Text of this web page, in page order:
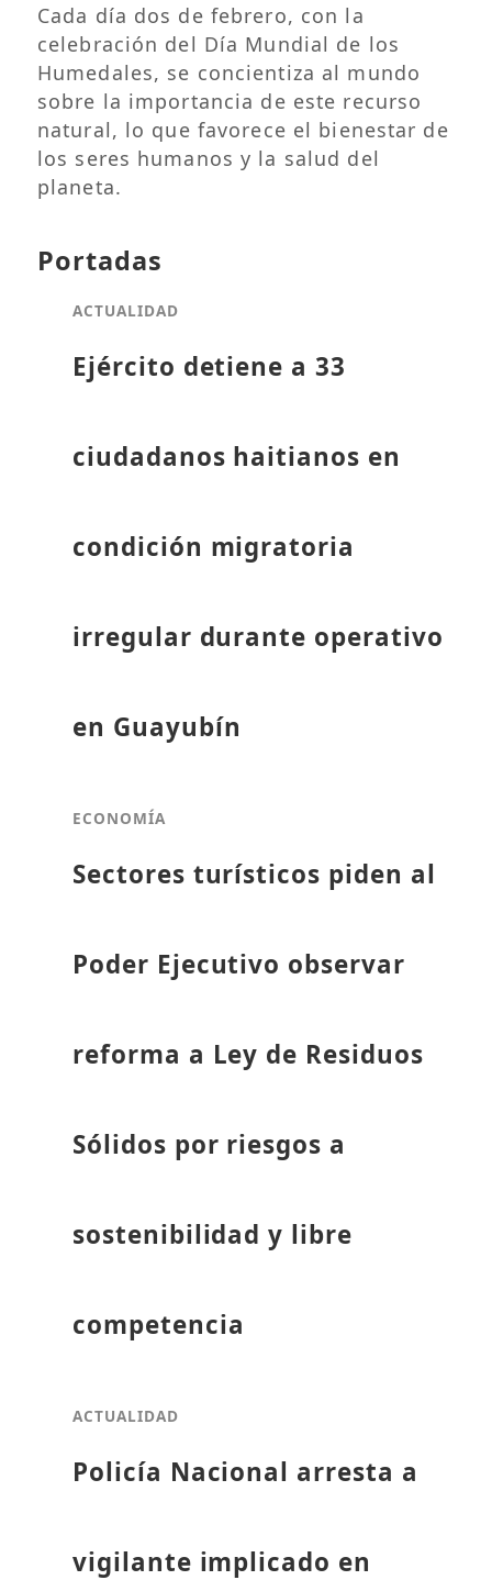
Cada día dos de febrero, con la
celebración del Día Mundial de los
Humedales, se concientiza al mundo
sobre la importancia de este recurso
natural, lo que favorece el bienestar de
los seres humanos y la salud del
planeta.
Portadas
ACTUALIDAD
Ejército detiene a 33
ciudadanos haitianos en
condición migratoria
irregular durante operativo
en Guayubín
ECONOMÍA
Sectores turísticos piden al
Poder Ejecutivo observar
reforma a Ley de Residuos
Sólidos por riesgos a
sostenibilidad y libre
competencia
ACTUALIDAD
Policía Nacional arresta a
vigilante implicado en